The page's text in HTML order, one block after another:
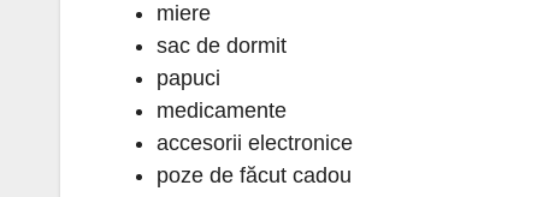
miere
sac de dormit
papuci
medicamente
accesorii electronice
poze de făcut cadou